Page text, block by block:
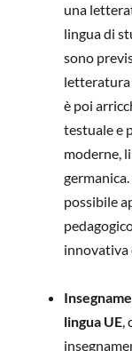
una
lingua di
sono
letteratura
è poi
testuale e
moderne,
possibile
innovativa
lingua UE,